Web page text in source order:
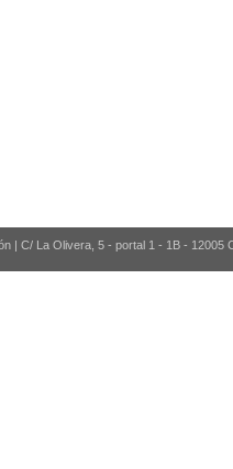
| C/ La Olivera, 5 - portal 1 - 1B - 12005